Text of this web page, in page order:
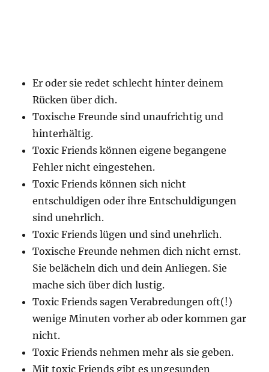
Er oder sie redet schlecht hinter deinem
Rücken über dich.
Toxische Freunde sind unaufrichtig und
hinterhältig.
Toxic Friends können eigene begangene
Fehler nicht eingestehen.
Toxic Friends können sich nicht
entschuldigen oder ihre Entschuldigungen
sind unehrlich.
Toxic Friends lügen und sind unehrlich.
Toxische Freunde nehmen dich nicht ernst.
Sie belächeln dich und dein Anliegen. Sie
mache sich über dich lustig.
Toxic Friends sagen Verabredungen oft(!)
wenige Minuten vorher ab oder kommen gar
nicht.
Toxic Friends nehmen mehr als sie geben.
Mit toxic Friends gibt es ungesunden